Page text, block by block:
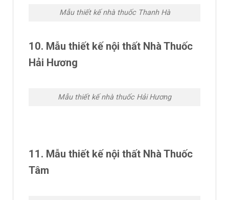
Mẫu thiết kế nhà thuốc Thanh Hà
10. Mẫu thiết kế nội thất Nhà Thuốc
Hải Hương
Mẫu thiết kế nhà thuốc Hải Hương
11. Mẫu thiết kế nội thất Nhà Thuốc
Tâm